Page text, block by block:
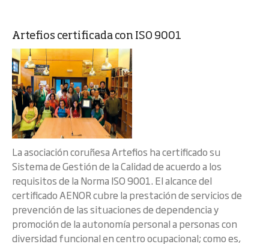
Artefios certificada con ISO 9001
La asociación coruñesa Artefios ha certificado su
Sistema de Gestión de la Calidad de acuerdo a los
requisitos de la Norma ISO 9001. El alcance del
certificado AENOR cubre la prestación de servicios de
prevención de las situaciones de dependencia y
promoción de la autonomía personal a personas con
diversidad funcional en centro ocupacional; como es,